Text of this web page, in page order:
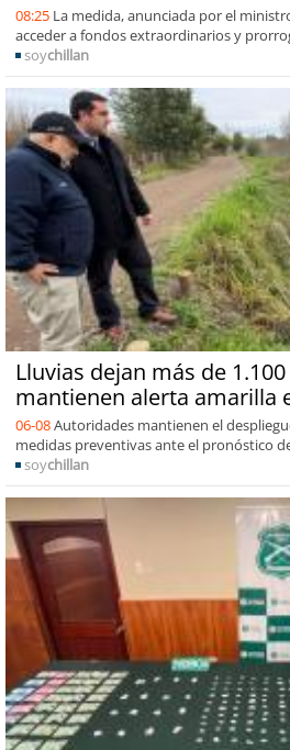
08:25 La medida, anunciada por el
acceder a fondos extraordinarios y
soychillan
Lluvias dejan más de
mantienen alerta amarilla
06-08Autoridades mantienen el
medidas preventivas ante el pronóstico
soychillan